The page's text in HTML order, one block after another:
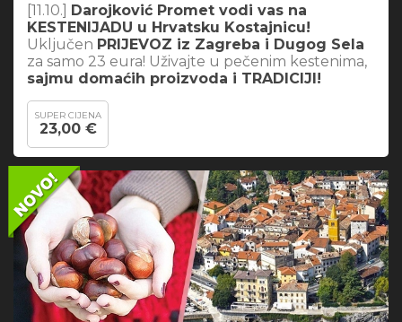
[11.10.] Darojković Promet vodi vas na
KESTENIJADU u Hrvatsku Kostajnicu!
Uključen PRIJEVOZ iz Zagreba i Dugog Sela
za samo 23 eura! Uživajte u pečenim kestenima,
sajmu domaćih proizvoda i TRADICIJI!
SUPER CIJENA
23,00 €